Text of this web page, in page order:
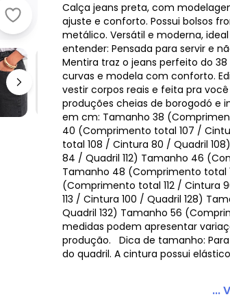
Quintess - Calça Jeans Perfeita Preta
Calça jeans preta, com
ajuste e conforto. Possui bolsos
metálico. Versátil e moderna,
entender: Pensada para servir e
Mentira traz o jeans perfeito do
curvas e modela com conforto.
vestir corpos reais e feita pra
produções cheias de borogodó e
em cm: Tamanho 38
40 (Comprimento total 107 /
total 108 / Cintura 80 / Quadril
84 / Quadril 112) Tamanho 46
Tamanho 48 (Comprimento total
(Comprimento total 112 / Cintura
113 / Cintura 100 / Quadril 128)
Quadril 132) Tamanho 56
medidas podem apresentar
produção. Dica de tamanho:
do quadril. A cintura possui
...